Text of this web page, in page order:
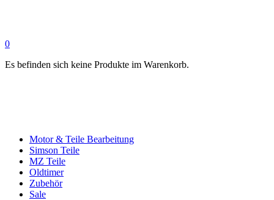
0
Es befinden sich keine Produkte im Warenkorb.
Motor & Teile Bearbeitung
Simson Teile
MZ Teile
Oldtimer
Zubehör
Sale